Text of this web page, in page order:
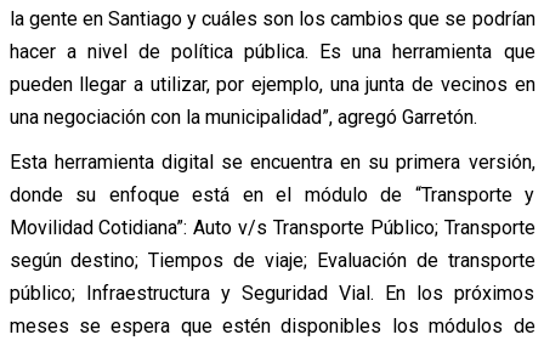
la gente en Santiago y cuáles son los cambios que se podrían
hacer a nivel de política pública. Es una herramienta que
pueden llegar a utilizar, por ejemplo, una junta de vecinos en
una negociación con la municipalidad”, agregó Garretón.
Esta herramienta digital se encuentra en su primera versión,
donde su enfoque está en el módulo de “Transporte y
Movilidad Cotidiana”: Auto v/s Transporte Público; Transporte
según destino; Tiempos de viaje; Evaluación de transporte
público; Infraestructura y Seguridad Vial. En los próximos
meses se espera que estén disponibles los módulos de